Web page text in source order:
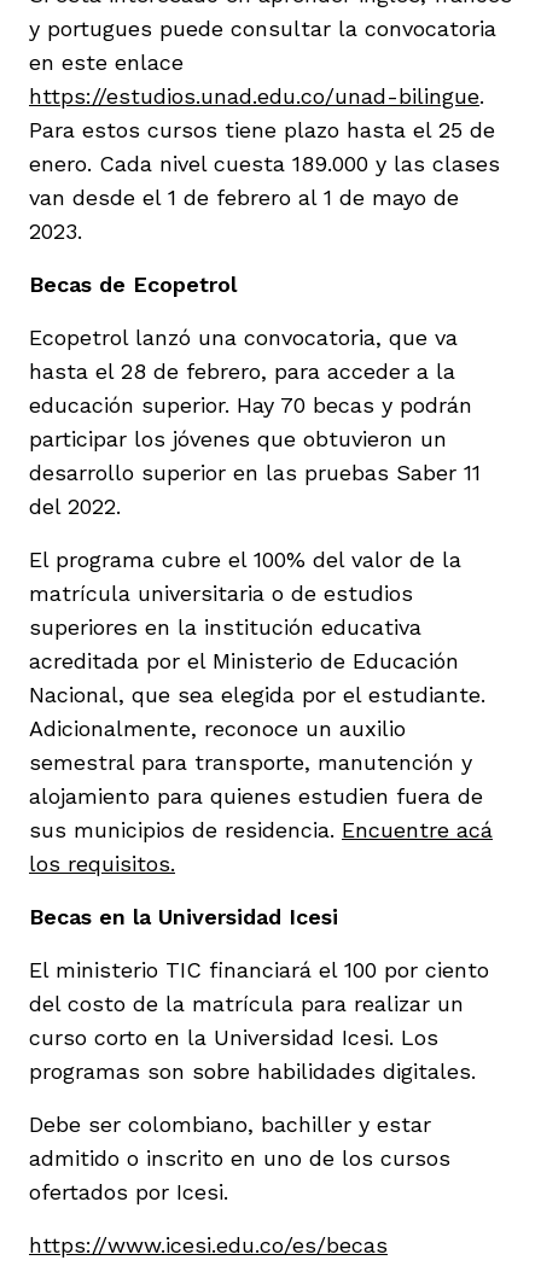
y portugues puede consultar la convocatoria
en este enlace
https://estudios.unad.edu.co/unad-bilingue.
Para estos cursos tiene plazo hasta el 25 de
enero. Cada nivel cuesta 189.000 y las clases
van desde el 1 de febrero al 1 de mayo de
2023.
Becas de Ecopetrol
Ecopetrol lanzó una convocatoria, que va
hasta el 28 de febrero, para acceder a la
educación superior. Hay 70 becas y podrán
participar los jóvenes que obtuvieron un
desarrollo superior en las pruebas Saber 11
del 2022.
El programa cubre el 100% del valor de la
matrícula universitaria o de estudios
superiores en la institución educativa
acreditada por el Ministerio de Educación
Nacional, que sea elegida por el estudiante.
Adicionalmente, reconoce un auxilio
semestral para transporte, manutención y
alojamiento para quienes estudien fuera de
sus municipios de residencia. Encuentre acá
los requisitos.
Becas en la Universidad Icesi
El ministerio TIC financiará el 100 por ciento
del costo de la matrícula para realizar un
curso corto en la Universidad Icesi. Los
programas son sobre habilidades digitales.
Debe ser colombiano, bachiller y estar
admitido o inscrito en uno de los cursos
ofertados por Icesi.
https://www.icesi.edu.co/es/becas